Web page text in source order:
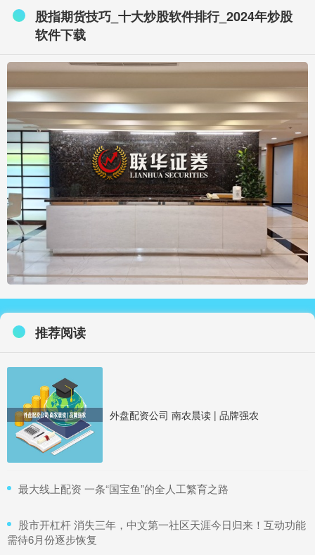
股指期货技巧_十大炒股软件排行_2024年炒股
软件下载
推荐阅读
外盘配资公司 南农晨读 | 品牌强农
​最大线上配资 一条“国宝鱼”的全人工繁育之路
​股市开杠杆 消失三年，中文第一社区天涯今日归来！互动功能
需待6月份逐步恢复